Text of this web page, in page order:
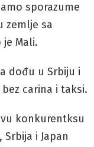
sporazume
zemlje sa
Mali.
dođu u Srbiju i
carina i taksi.
konkurentksu
i Japan